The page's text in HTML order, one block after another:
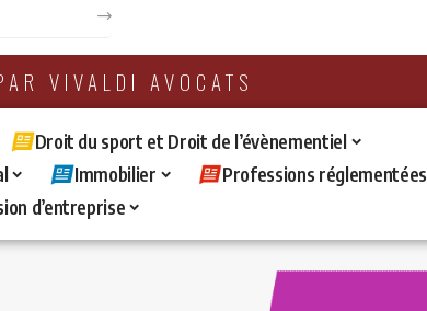
VIVALDI AVOCATS
Droit du sport et Droit de l’évènementiel
Immobilier
Professions réglementées
d’entreprise